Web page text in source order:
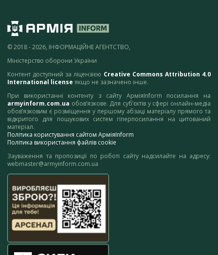
© 2018 - 2026, ІНФОРМАЦІЙНЕ АГЕНТСТВО,
Міністерство оборони України
Контент доступний за ліцензією Creative Commons Attribution 4.0
International license якщо не зазначено інше.
При використанні контенту з сайту АрміяInform посилання на
armyinform.com.ua обов’язкове. Для суб’єктів у сфері онлайн-медіа
обов’язковим є розміщення у першому абзаці матеріалу прямого та
відкритого для пошукових систем гіперпосилання на цитований
матеріал.
Політика користування сайтом АрміяInform
Політика використання файлів cookie
Зауваження та пропозиції по роботі сайту надсилайте на адресу:
webmaster@armyinform.com.ua